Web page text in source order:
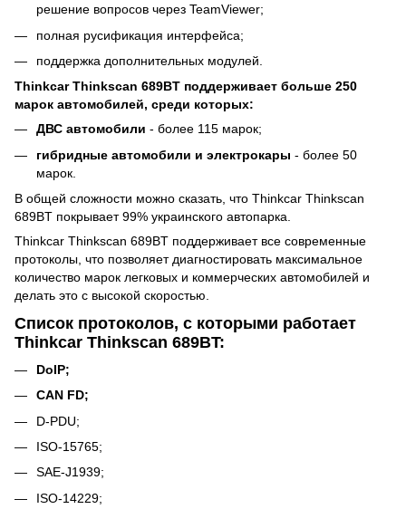
решение вопросов через TeamViewer;
полная русификация интерфейса;
поддержка дополнительных модулей.
Thinkcar Thinkscan 689BT поддерживает больше 250
марок автомобилей, среди которых:
ДВС автомобили - более 115 марок;
гибридные автомобили и электрокары - более 50
марок.
В общей сложности можно сказать, что Thinkcar Thinkscan
689BT покрывает 99% украинского автопарка.
Thinkcar Thinkscan 689BT поддерживает все современные
протоколы, что позволяет диагностировать максимальное
количество марок легковых и коммерческих автомобилей и
делать это с высокой скоростью.
Список протоколов, с которыми работает
Thinkcar Thinkscan 689BT:
DoIP;
CAN FD;
D-PDU;
ISO-15765;
SAE-J1939;
ISO-14229;